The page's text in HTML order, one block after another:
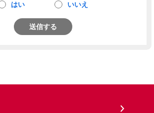
はい いいえ
送信する